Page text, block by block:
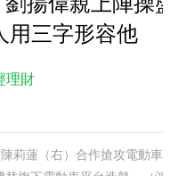
三字形容他
理財
莉蓮（右）合作搶攻電動車